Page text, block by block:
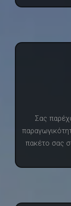
Σας
πακέτο σας